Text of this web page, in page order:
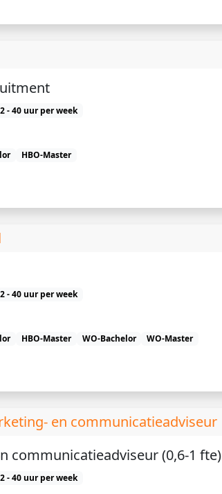
- 40 uur per week
HBO-Master
- 40 uur per week
HBO-Master WO-Bachelor
WO-Master
en communicatieadviseur
communicatieadviseur (0,6-1 fte)
- 40 uur per week